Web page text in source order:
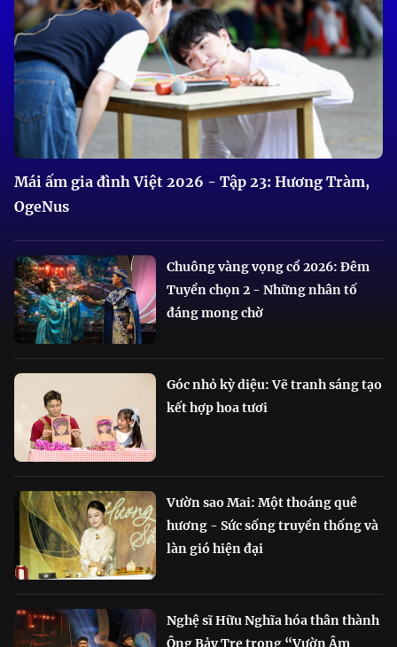
Mái ấm gia đình Việt 2026 - Tập 23: Hương Tràm,
OgeNus
Chuông vàng vọng cổ 2026: Đêm
Tuyển chọn 2 - Những nhân tố
đáng mong chờ
Góc nhỏ kỳ diệu: Vẽ tranh sáng tạo
kết hợp hoa tươi
Vườn sao Mai: Một thoáng quê
hương - Sức sống truyền thống và
làn gió hiện đại
Nghệ sĩ Hữu Nghĩa hóa thân thành
Ông Bảy Tre trong “Vườn Âm